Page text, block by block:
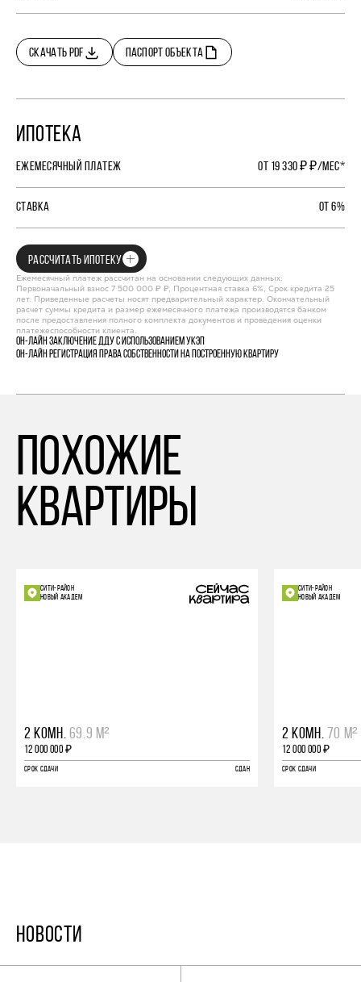
СКАЧАТЬ PDF ПАСПОРТ ОБЪЕКТА
ИПОТЕКА
ЕЖЕМЕСЯЧНЫЙ ПЛАТЕЖ ОТ 19 330 ₽ ₽/МЕС*
СТАВКА ОТ 6%
РАССЧИТАТЬ ИПОТЕКУ
Ежемесячный платеж рассчитан на основании следующих данных:
Первоначальный взнос 7 500 000 ₽ ₽, Процентная ставка 6%, Срок кредита 25
лет. Приведенные расчеты носят предварительный характер. Окончательный
расчет суммы кредита и размер ежемесячного платежа производятся банком
после предоставления полного комплекта документов и проведения оценки
платежеспособности клиента.
Он-лайн заключение ДДУ с использованием УКЭП
Он-лайн регистрация права собственности на построенную квартиру
похожие
квартиры
СИТИ-РАЙОН
НОВЫЙ АКАДЕМ
2 КОМН. 69.9 М²
12 000 000 ₽
СРОК СДАЧИ СДАН
СИТИ-РАЙОН
НОВЫЙ АКАДЕМ
2 КОМН. 70 М²
12 000 000 ₽
СРОК СДАЧИ
НОВОСТИ